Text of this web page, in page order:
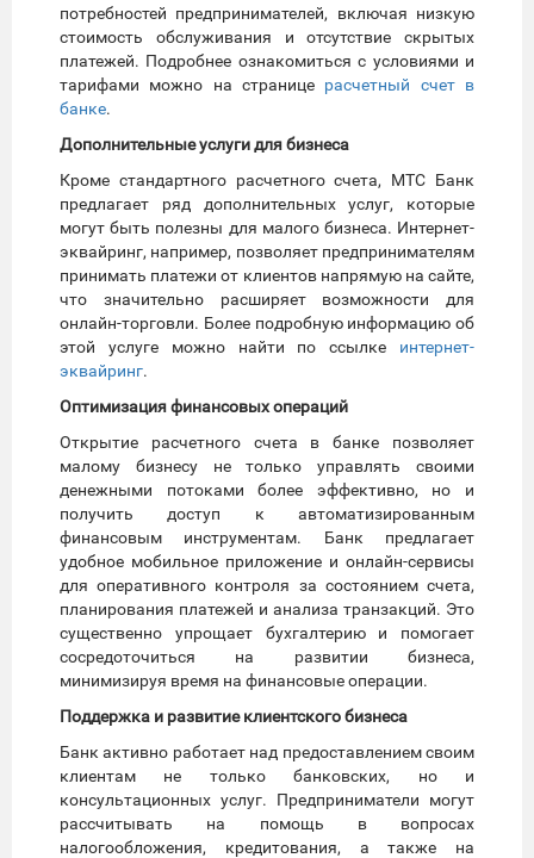
потребностей предпринимателей, включая низкую
стоимость обслуживания и отсутствие скрытых
платежей. Подробнее ознакомиться с условиями и
тарифами можно на странице расчетный счет в
банке.
Дополнительные услуги для бизнеса
Кроме стандартного расчетного счета, МТС Банк
предлагает ряд дополнительных услуг, которые
могут быть полезны для малого бизнеса. Интернет-
эквайринг, например, позволяет предпринимателям
принимать платежи от клиентов напрямую на сайте,
что значительно расширяет возможности для
онлайн-торговли. Более подробную информацию об
этой услуге можно найти по ссылке интернет-
эквайринг.
Оптимизация финансовых операций
Открытие расчетного счета в банке позволяет
малому бизнесу не только управлять своими
денежными потоками более эффективно, но и
получить доступ к автоматизированным
финансовым инструментам. Банк предлагает
удобное мобильное приложение и онлайн-сервисы
для оперативного контроля за состоянием счета,
планирования платежей и анализа транзакций. Это
существенно упрощает бухгалтерию и помогает
сосредоточиться на развитии бизнеса,
минимизируя время на финансовые операции.
Поддержка и развитие клиентского бизнеса
Банк активно работает над предоставлением своим
клиентам не только банковских, но и
консультационных услуг. Предприниматели могут
рассчитывать на помощь в вопросах
налогообложения, кредитования, а также на